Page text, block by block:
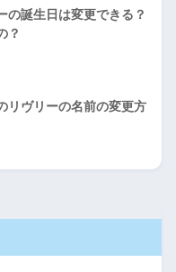
の誕生日は変更できる？
？
リヴリーの名前の変更方